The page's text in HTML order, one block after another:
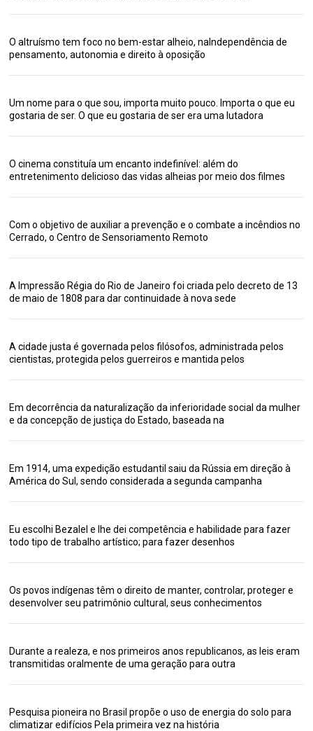
O altruísmo tem foco no bem-estar alheio, naIndependência de
pensamento, autonomia e direito à oposição
Um nome para o que sou, importa muito pouco. Importa o que eu
gostaria de ser. O que eu gostaria de ser era uma lutadora
O cinema constituía um encanto indefinível: além do
entretenimento delicioso das vidas alheias por meio dos filmes
Com o objetivo de auxiliar a prevenção e o combate a incêndios no
Cerrado, o Centro de Sensoriamento Remoto
A Impressão Régia do Rio de Janeiro foi criada pelo decreto de 13
de maio de 1808 para dar continuidade à nova sede
A cidade justa é governada pelos filósofos, administrada pelos
cientistas, protegida pelos guerreiros e mantida pelos
Em decorrência da naturalização da inferioridade social da mulher
e da concepção de justiça do Estado, baseada na
Em 1914, uma expedição estudantil saiu da Rússia em direção à
América do Sul, sendo considerada a segunda campanha
Eu escolhi Bezalel e lhe dei competência e habilidade para fazer
todo tipo de trabalho artístico; para fazer desenhos
Os povos indígenas têm o direito de manter, controlar, proteger e
desenvolver seu patrimônio cultural, seus conhecimentos
Durante a realeza, e nos primeiros anos republicanos, as leis eram
transmitidas oralmente de uma geração para outra
Pesquisa pioneira no Brasil propõe o uso de energia do solo para
climatizar edifícios Pela primeira vez na história